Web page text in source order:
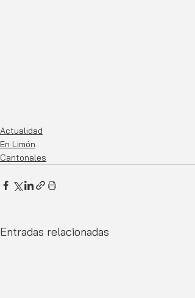
Actualidad
En Limón
Cantonales
Entradas relacionadas